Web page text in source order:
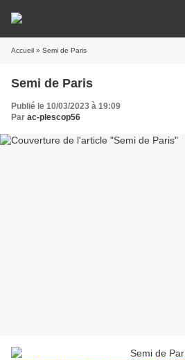
Accueil » Semi de Paris
Semi de Paris
Publié le 10/03/2023 à 19:09
Par ac-plescop56